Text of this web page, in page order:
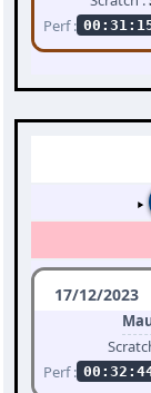
Perf :
17/12/2023
Perf :